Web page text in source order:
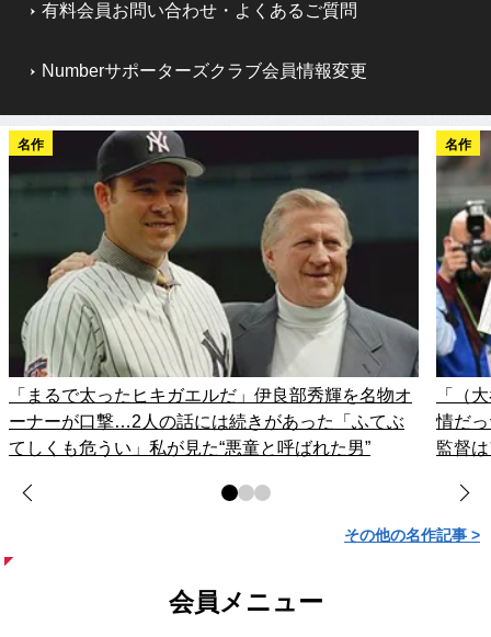
有料会員お問い合わせ・よくあるご質問
Numberサポーターズクラブ会員情報変更
名作
「まるで太ったヒキガエルだ」伊良部秀輝を名物オ
ーナーが口撃…2人の話には続きがあった「ふてぶ
てしくも危うい」私が見た“悪童と呼ばれた男”
名作
「（
情だ
監督
その他の名作記事 >
会員メニュー